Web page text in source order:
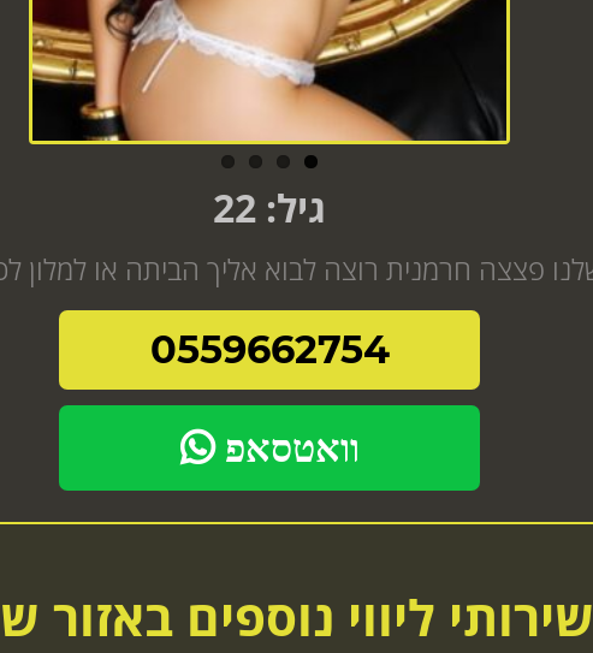
גיל: 22
0559662754
וואטסאפ
שירותי ליווי נוספים באזור